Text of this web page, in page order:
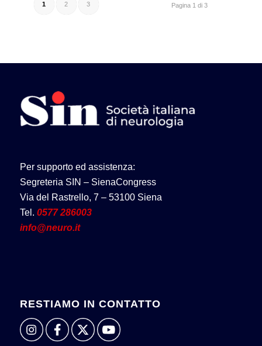
Pagina 1 di 3
1 2 3
Per supporto ed assistenza:
Segreteria SIN – SienaCongress
Via del Rastrello, 7 – 53100 Siena
Tel. 0577 286003
info@neuro.it
RESTIAMO IN CONTATTO